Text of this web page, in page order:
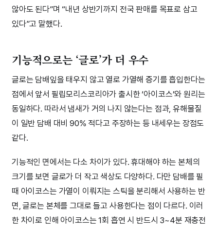
않아도 된다”며 “내년 상반기까지 전국 판매를 목표로 삼고
있다”고 말했다.
기능적으로는 ‘글로’가 더 우수
글로는 담배잎을 태우지 않고 열로 가열해 증기를 흡입한다는
점에서 앞서 필립모리스코리아가 출시한 ‘아이코스’와 원리는
동일하다. 따라서 냄새가 거의 나지 않는다는 점과, 유해물질
이 일반 담배 대비 90% 적다고 주장하는 등 내세우는 장점도
같다.
기능적인 면에서는 다소 차이가 있다. 휴대해야 하는 본체의
크기를 보면 글로가 더 작고 색상도 다양하다. 다만 담배를 필
때 아이코스는 가열이 이뤄지는 스틱을 분리해서 사용하는 반
면, 글로는 본체를 그대로 들고 사용한다는 점이 다르다. 이러
한 차이로 인해 아이코스는 1회 흡연 시 반드시 3~4분 재충전